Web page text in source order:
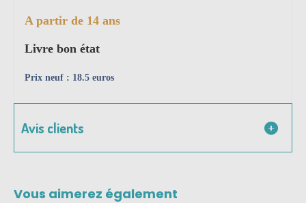
A partir de 14 ans
Livre bon état
Prix neuf : 18.5 euros
Avis clients
Vous aimerez également